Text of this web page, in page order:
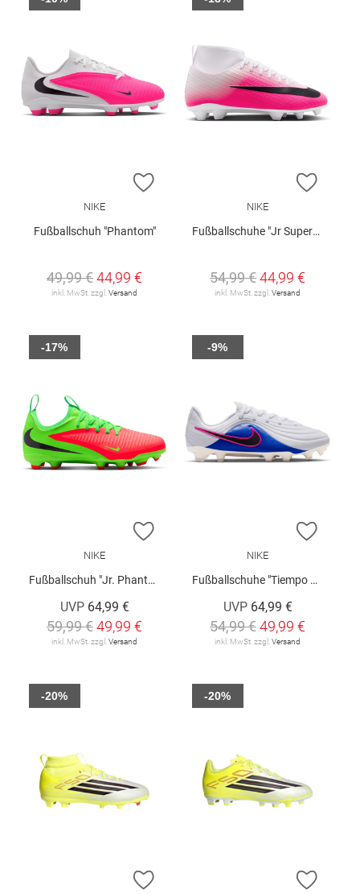
ZUR WUNSCHLISTE HINZUFÜGEN
NIKE
Fußballschuh "Phantom"
49,99 €44,99 €
inkl. MwSt. zzgl.Versand
ZUR
NIKE
Fußballschuhe "Jr Superfly 11 Club"
54,99 €44,99 €
inkl. MwSt. zzgl.Versand
ZUR WUNSCHLISTE HINZUFÜGEN
NIKE
Fußballschuh "Jr. Phantom 6 Low Academy "Erling Haaland""
UVP 64,99 €
59,99 €49,99 €
inkl. MwSt. zzgl. Versand
-17%
ZUR
NIKE
Fußballschuhe "Tiempo Maestro"
UVP 64,99 €
54,99 €49,99 €
inkl. MwSt. zzgl. Versand
-9%
ZUR WUNSCHLISTE HINZUFÜGEN
-20%
ZUR
-20%